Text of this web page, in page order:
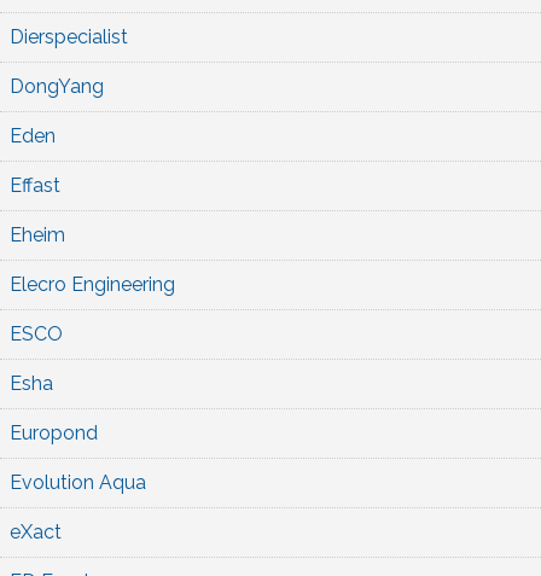
Dierspecialist
DongYang
Eden
Effast
Eheim
Elecro Engineering
ESCO
Esha
Europond
Evolution Aqua
eXact